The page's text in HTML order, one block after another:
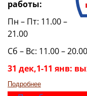
работы:
Пн – Пт: 11.00 –
21.00
Сб – Вс: 11.00 –
31 дек,1-11 янв:
Подробнее